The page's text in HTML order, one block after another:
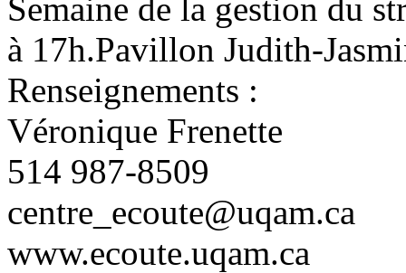
Semaine de la gestion du
à 17h.Pavillon Judith-
Renseignements :
Véronique Frenette
514 987-8509
centre_ecoute@uqam.ca
www.ecoute.uqam.ca